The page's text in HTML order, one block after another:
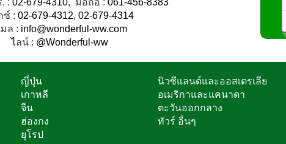
ซ์ :02-679-4312,02-679-4314
มล : info@wonderful-ww.com
ไลน์ : @Wonderful-ww
ญี่ปุ่น
เกาหลี
จีน
ฮ่องกง
ยุโรป
นิวซีแลนด์และออสเตรเลีย
อเมริกาและแคนาดา
ตะวันออกกลาง
ทัวร์ อื่นๆ